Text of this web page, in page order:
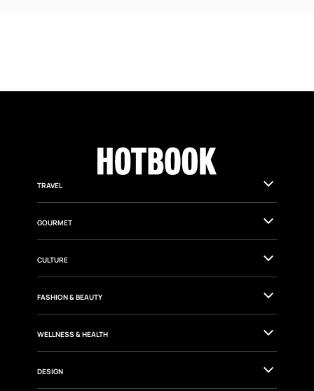
TRAVEL
GOURMET
CULTURE
FASHION & BEAUTY